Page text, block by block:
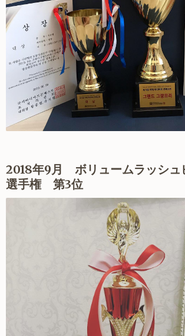
2018年9月 ボリュームラッシュ
選手権 第3位